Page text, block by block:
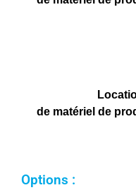
de matériel de
Options :